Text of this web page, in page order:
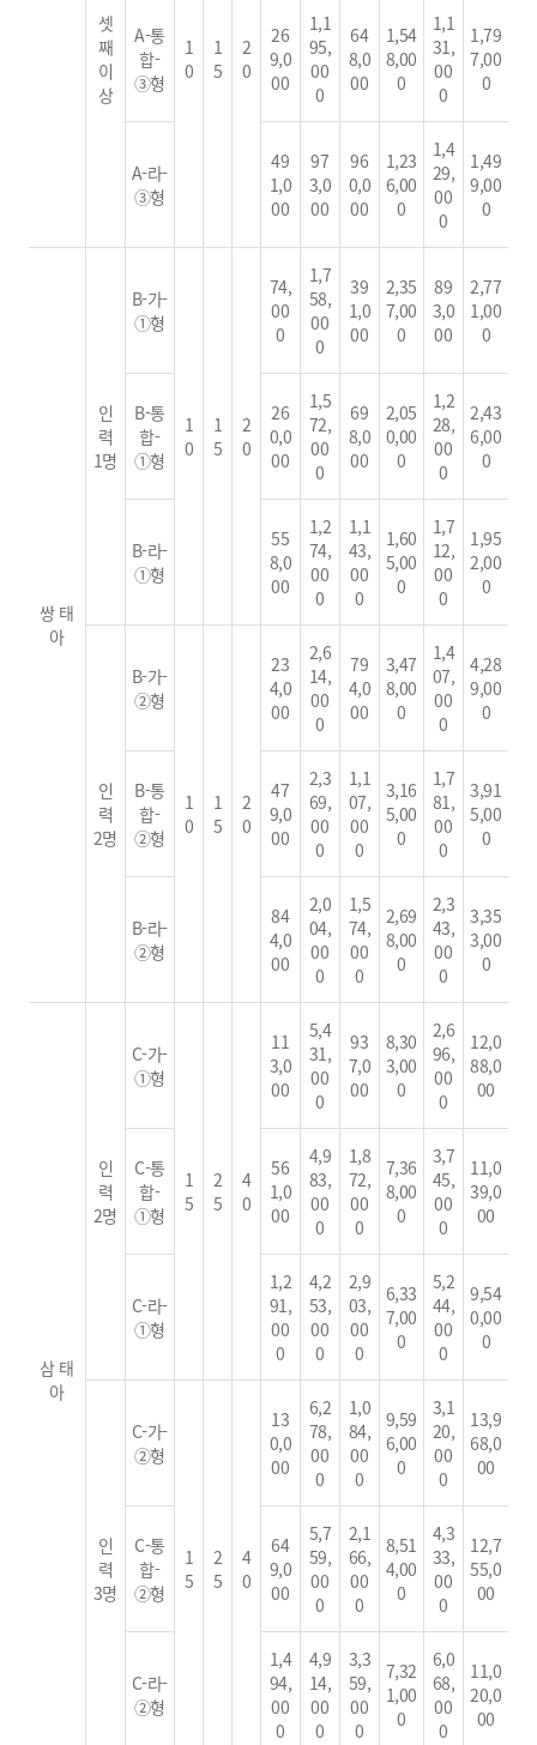
셋
째
이
상
1
0
1
5
2
0
A-통
합-
③형
26
9,0
00
1,1
95,
00
0
64
8,0
00
1,54
8,00
0
1,1
31,
00
0
1,79
7,00
0
A-라-
③형
49
1,0
00
97
3,0
00
96
0,0
00
1,23
6,00
0
1,4
29,
00
0
1,49
9,00
0
쌍 태
아
인
력
1명
B-가-
①형
1
0
1
5
2
0
74,
00
0
1,7
58,
00
0
39
1,0
00
2,35
7,00
0
89
3,0
00
2,77
1,00
0
B-통
합-
①형
26
0,0
00
1,5
72,
00
0
69
8,0
00
2,05
0,00
0
1,2
28,
00
0
2,43
6,00
0
B-라-
①형
55
8,0
00
1,2
74,
00
0
1,1
43,
00
0
1,60
5,00
0
1,7
12,
00
0
1,95
2,00
0
인
력
2명
B-가-
②형
1
0
1
5
2
0
23
4,0
00
2,6
14,
00
0
79
4,0
00
3,47
8,00
0
1,4
07,
00
0
4,28
9,00
0
B-통
합-
②형
47
9,0
00
2,3
69,
00
0
1,1
07,
00
0
3,16
5,00
0
1,7
81,
00
0
3,91
5,00
0
B-라-
②형
84
4,0
00
2,0
04,
00
0
1,5
74,
00
0
2,69
8,00
0
2,3
43,
00
0
3,35
3,00
0
삼 태
아
인
력
2명
C-가-
①형
1
5
2
5
4
0
11
3,0
00
5,4
31,
00
0
93
7,0
00
8,30
3,00
0
2,6
96,
00
0
12,0
88,0
00
C-통
합-
①형
56
1,0
00
4,9
83,
00
0
1,8
72,
00
0
7,36
8,00
0
3,7
45,
00
0
11,0
39,0
00
C-라-
①형
1,2
91,
00
0
4,2
53,
00
0
2,9
03,
00
0
6,33
7,00
0
5,2
44,
00
0
9,54
0,00
0
인
력
3명
C-가-
②형
1
5
2
5
4
0
13
0,0
00
6,2
78,
00
0
1,0
84,
00
0
9,59
6,00
0
3,1
20,
00
0
13,9
68,0
00
C-통
합-
②형
64
9,0
00
5,7
59,
00
0
2,1
66,
00
0
8,51
4,00
0
4,3
33,
00
0
12,7
55,0
00
C-라-
②형
1,4
94,
00
0
4,9
14,
00
0
3,3
59,
00
0
7,32
1,00
0
6,0
68,
00
0
11,0
20,0
00